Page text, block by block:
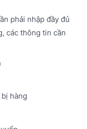
phải nhập đầy đủ
các thông tin cần
hàng